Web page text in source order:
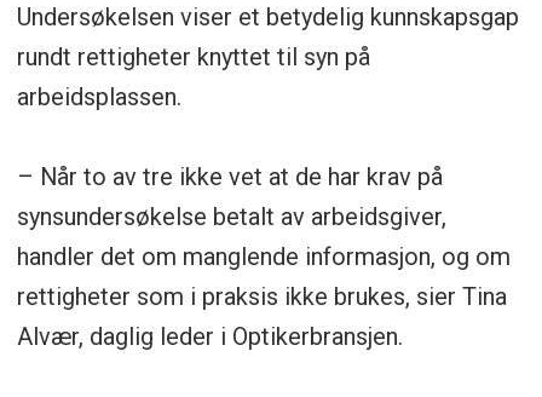
Undersøkelsen viser et betydelig kunnskapsgap
rundt rettigheter knyttet til syn på
arbeidsplassen.
– Når to av tre ikke vet at de har krav på
synsundersøkelse betalt av arbeidsgiver,
handler det om manglende informasjon, og om
rettigheter som i praksis ikke brukes, sier Tina
Alvær, daglig leder i Optikerbransjen.